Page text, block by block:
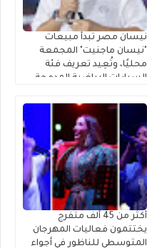
نيسان مصر تبدأ مبيعات
"نيسان ماجنيت" المجمعة
محليًا، وتُعِيد تعريف فئة
السيارات الرياضية المدمجة
أكثر من 45 ألف متفرج
يختتمون فعاليات المهرجان
المتوسطي للناظور في أجواء